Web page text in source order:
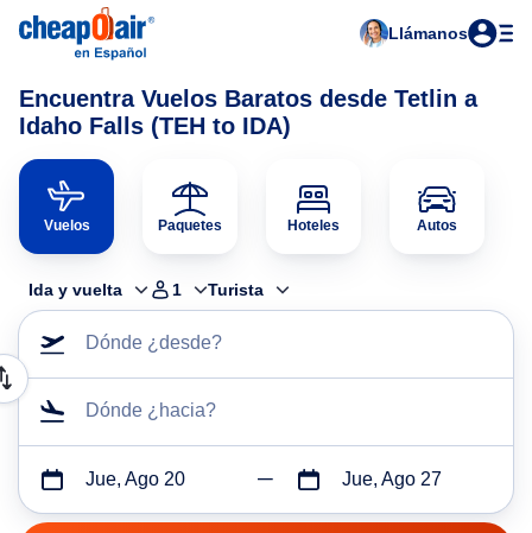
Llámanos
Encuentra Vuelos Baratos desde Tetlin a
Idaho Falls (TEH to IDA)
Vuelos Paquetes Hoteles Autos
Ida y vuelta 1 Turista
Dónde ¿desde?
Dónde ¿hacia?
Jue, Ago 20 Jue, Ago 27